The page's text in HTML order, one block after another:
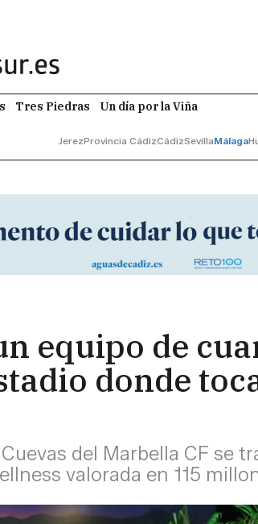
Tres Piedras Un día por la Viña
JerezProvincia CádizCádizSevillaMálaga
equipo de
donde
del Marbella CF se
valorada en 115